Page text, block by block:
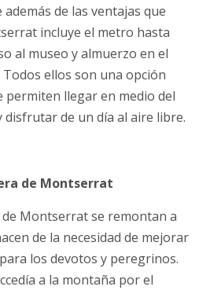
además de las ventajas que
incluye el metro hasta
al museo y almuerzo en el
ellos son una opción
permiten llegar en medio del
disfrutar de un día al aire libre.
de Montserrat
Montserrat se remontan a
de la necesidad de mejorar
los devotos y peregrinos.
a la montaña por el